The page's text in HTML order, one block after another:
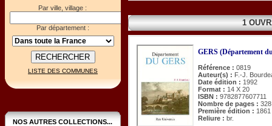
Par ville, village :
Par département :
LISTE DES COMMUNES
NOS AUTRES COLLECTIONS...
1
GERS (Département
Référence : 0819
Auteur(s) : F.-J.
Date édition : 1992
Format : 14 X 20
ISBN : 9782877607711
Nombre de pages : 328
Première édition : 1861
Reliure : br.